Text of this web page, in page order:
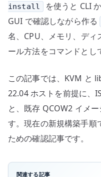
install
を使うと CLI
GUI で確認しながら作る
名、CPU、メモリ、ディ
ール方法をコマンドとし
この記事では、KVM と
22.04 ホストを前提に、
と、既存 QCOW2 イメ
す。現在の新規構築手順
ための確認記事です。
関連する記事